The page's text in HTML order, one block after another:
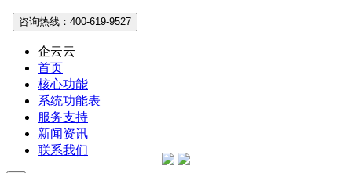
咨询热线：400-619-9527
企云云
首页
核心功能
系统功能表
服务支持
新闻资讯
联系我们